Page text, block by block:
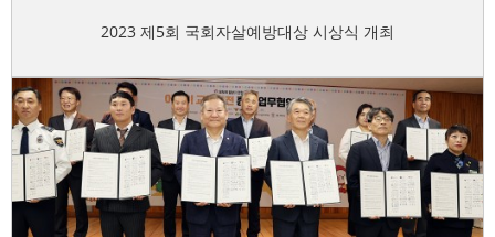
2023 제5회 국회자살예방대상 시상식 개최